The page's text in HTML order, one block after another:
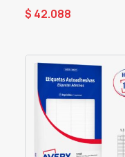
$ 42.088